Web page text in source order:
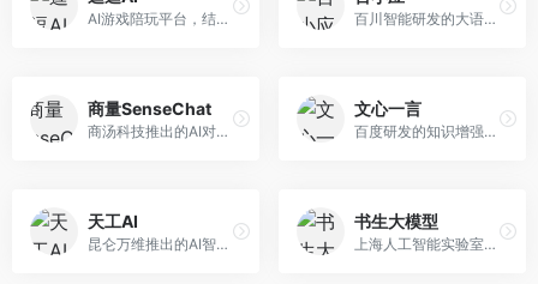
AI游戏陪玩平台，结合游戏理解和自然语言交互技术。面向游戏玩家，提供游戏攻略、陪玩互动、社交聊天等服务，游戏知识丰富，互动体验有趣。 百川智能研发的大语言模型助手，专注于中文理解和生成。面向中文用户，提供知识问答、文本创作、代码辅助等服务，模型参数规模大，中文表达流畅自然。
商量SenseChat
商汤科技推出的AI对话平台，结合计算机视觉和自然语言处理技术。面向企业用户和开发者，支持多模态交互，视觉理解能力强，适合智能客服和内容创作场景。
文心一言
百度研发的知识增强大语言模型，深度融合百度知识图谱和搜索能力。面向中文用户，提供知识问答、文本创作、逻辑推理等服务，中文语境理解准确，知识覆盖面广。
天工AI
昆仑万维推出的AI智能助手，集成搜索、对话、创作等多种能力。面向普通用户和内容创作者，支持联网搜索、文本生成、图像理解等功能，响应速度快，免费使用。
书生大模型
上海人工智能实验室研发的开源大模型系列，支持多尺度和多模态。面向研究机构和开发者，开源生态完善，学术研究背景深厚，适合科研和定制开发。